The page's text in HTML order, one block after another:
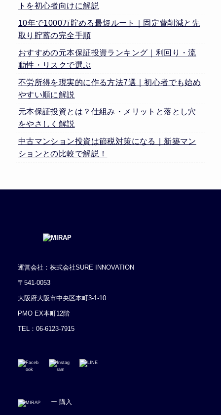
トを初心者向けに解説
10年で1000万貯める最短ルート｜固定費削減と先
取り貯蓄の完全手順
おすすめの元本保証投資ランキング｜利回り・流
動性・リスクで選ぶ
不労所得を現実的に作る方法7選｜初心者でも始め
やすい順に解説
元本保証投資とは？仕組み・メリットと落とし穴
をやさしく解説
中古マンション投資は節税対策になる｜新築マン
ションとの比較で解説！
運営会社：株式会社SURE INNOVATION
〒541-0053
大阪府大阪市中央区本町3-1-10
PMO EX本町12階
TEL： 06-6123-7915
ー 購入